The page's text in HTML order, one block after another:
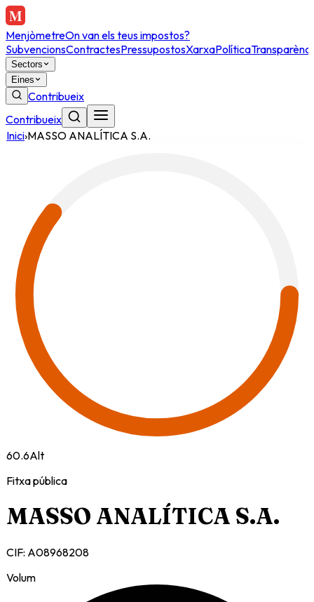
MenjòmetreOn van els teus impostos?
SubvencionsContractesPressupostosXarxaPolítica
Sectors
Eines
Contribueix
Contribueix
Inici›MASSO ANALÍTICA S.A.
60.6Alt
Fitxa pública
MASSO ANALÍTICA S.A.
CIF: A08968208
Volum